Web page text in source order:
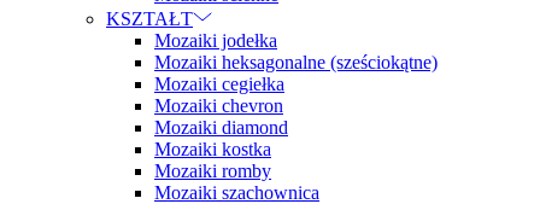
KSZTAŁT
Mozaiki jodełka
Mozaiki heksagonalne (sześciokątne)
Mozaiki cegiełka
Mozaiki chevron
Mozaiki diamond
Mozaiki kostka
Mozaiki romby
Mozaiki szachownica